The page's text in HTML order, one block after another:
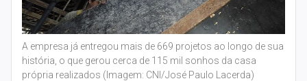
A empresa já entregou mais de 669 projetos ao longo de sua
história, o que gerou cerca de 115 mil sonhos da casa
própria realizados (Imagem: CNI/José Paulo Lacerda)